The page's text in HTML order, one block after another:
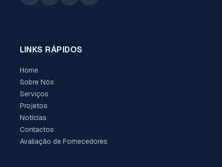
LINKS RÁPIDOS
Home
Sobre Nós
Serviços
Projetos
Notícias
Contactos
Avaliação de Fornecedores